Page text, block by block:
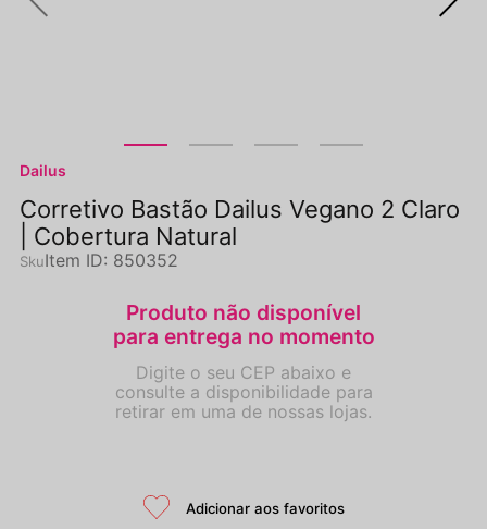
Dailus
Corretivo Bastão Dailus Vegano 2 Claro
| Cobertura Natural
Item ID: 850352